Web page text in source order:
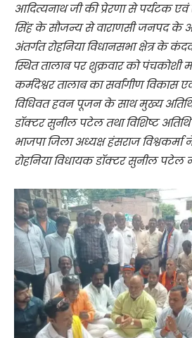
आदित्यनाथ जी की प्रेरणा से पर्यटक
सिंह के सौजन्य से वाराणसी जनपद के
अंतर्गत रोहनिया विधानसभा क्षेत्र के
स्थित तालाब पर शुक्रवार को पंचकोशी
कर्मदेश्वर तालाब का सर्वांगीण विकास
विधिवत हवन पूजन के साथ मुख्य अतिथि
डॉक्टर सुनील पटेल तथा विशिष्ट
भाजपा जिला अध्यक्ष हंसराज
रोहनिया विधायक डॉक्टर सुनील पटेल